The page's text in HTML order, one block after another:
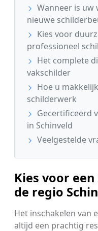
Wanneer is uw
nieuwe
Kies voor
professioneel
Het complete
vakschilder
Hoe u
schilderwerk
Gecertificeerd
in Schinveld
Veelgestelde
Kies voor
de regio
Het inschakelen van
altijd een prachtig